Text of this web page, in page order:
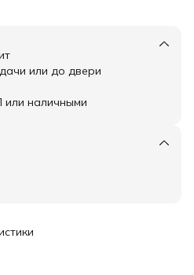
или до двери
наличными